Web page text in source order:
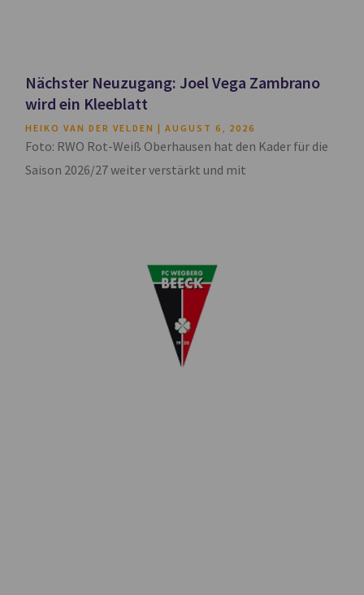
Nächster Neuzugang: Joel Vega Zambrano
wird ein Kleeblatt
HEIKO VAN DER VELDEN AUGUST 6, 2026
Foto: RWO Rot-Weiß Oberhausen hat den Kader für die
Saison 2026/27 weiter verstärkt und mit